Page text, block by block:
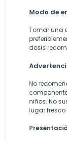
Modo de
Tomar una
dosis
No
niños. No
lugar fresco